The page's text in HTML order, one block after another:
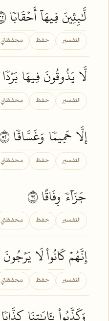
لَّٰبِثِينَفِيهَآأَحۡقَابٗا
التفسير حفظ محفظتي
لَّا يَذُوقُونَفِيهَا بَرۡدٗا
التفسير حفظ محفظتي
إِلَّا حَمِيمٗا وَغَسَّاقٗا
التفسير حفظ محفظتي
جَزَآءٗ وِفَاقًا
التفسير حفظ محفظتي
إِنَّهُمۡكَانُواْلَا يَرۡجُونَ
التفسير حفظ محفظتي
وَكَذَّبُواْ بِـَٔايَٰتِنَاكِذَّابٗا